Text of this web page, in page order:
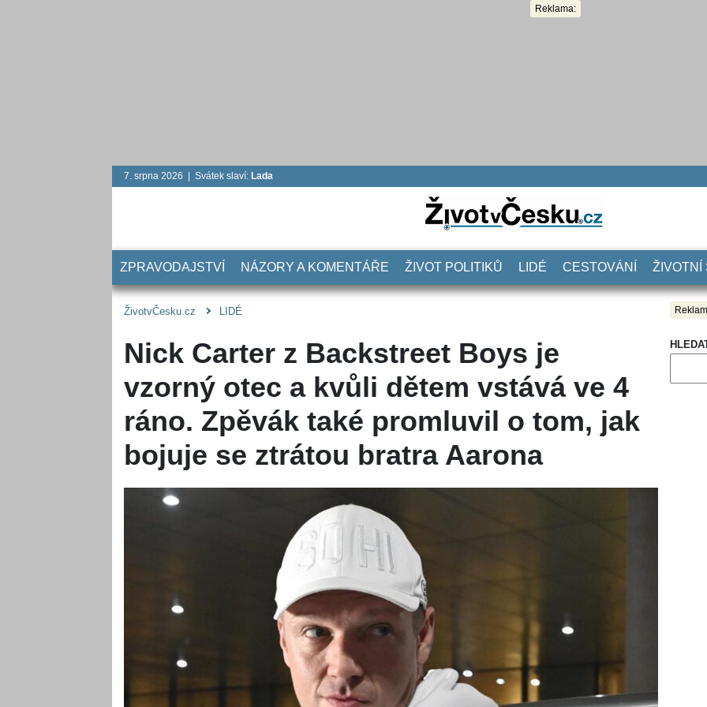
Reklama:
7. srpna 2026 | Svátek slaví: Lada
ZPRAVODAJSTVÍ NÁZORY A KOMENTÁŘE ŽIVOT POLITIKŮ LIDÉ CESTOVÁNÍ ŽIVOTNÍ
ŽivotvČesku.cz LIDÉ
Nick Carter z Backstreet Boys je
vzorný otec a kvůli dětem vstává ve 4
ráno. Zpěvák také promluvil o tom, jak
bojuje se ztrátou bratra Aarona